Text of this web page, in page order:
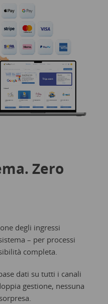
Zero
degli ingressi
– per processi
completa.
dati su tutti i canali
gestione, nessuna